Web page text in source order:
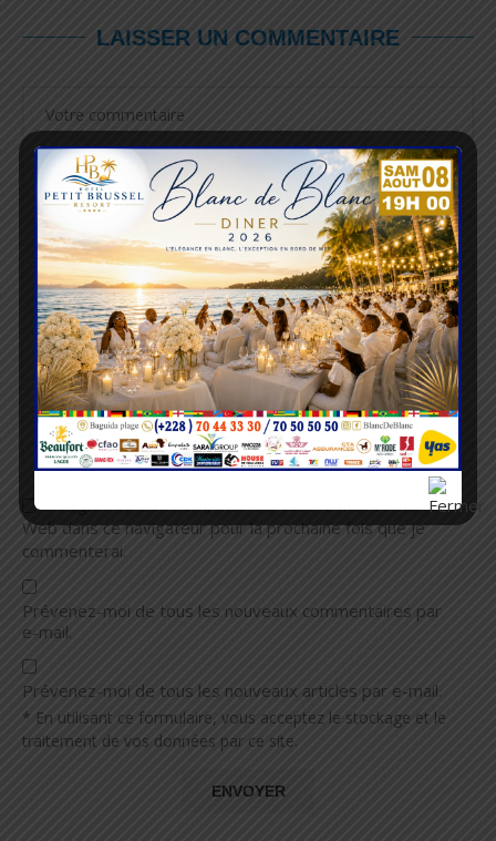
LAISSER UN COMMENTAIRE
Enregistrez mon nom, mon adresse e-mail et mon site
Web dans ce navigateur pour la prochaine fois que je
commenterai.
Prévenez-moi de tous les nouveaux commentaires par
e-mail.
Prévenez-moi de tous les nouveaux articles par e-mail.
* En utilisant ce formulaire, vous acceptez le stockage et le
traitement de vos données par ce site.